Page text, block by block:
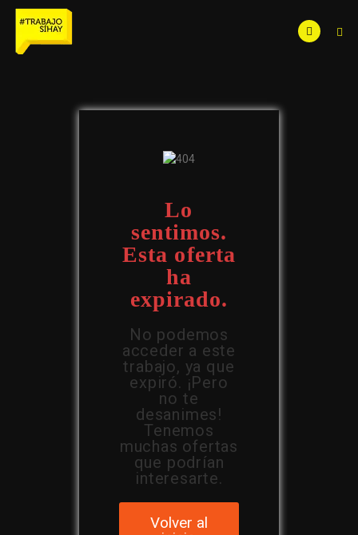
Lo
sentimos.
Esta oferta
ha
expirado.
No podemos
acceder a este
trabajo, ya que
expiró. ¡Pero
no te
desanimes!
Tenemos
muchas ofertas
que podrían
interesarte.
Volver al